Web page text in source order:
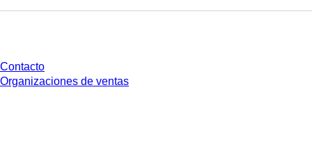
Contacto
Organizaciones de ventas